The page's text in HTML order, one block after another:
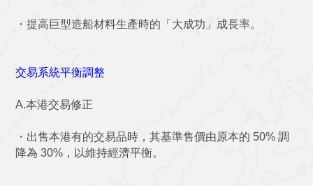
・提高巨型造船材料生產時的「大成功」成長率。
交易系統平衡調整
A.本港交易修正
・出售本港有的交易品時，其基準售價由原本的 50% 調
降為 30%，以維持經濟平衡。